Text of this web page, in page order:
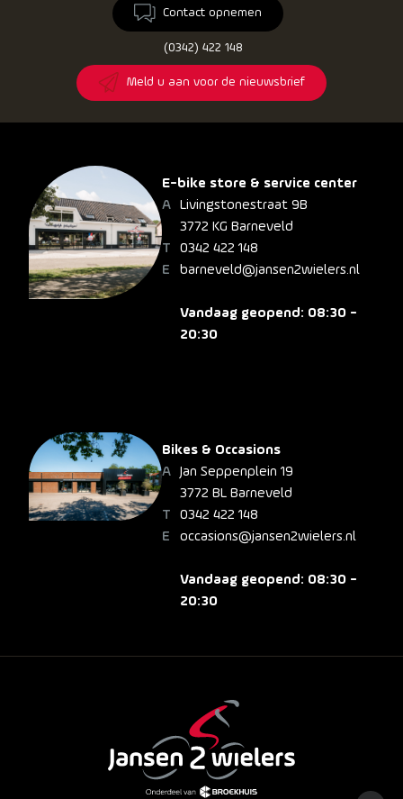
Contact opnemen
(0342) 422 148
Meld u aan voor de nieuwsbrief
E-bike store & service center
Livingstonestraat 9B
3772 KG Barneveld
0342 422 148
barneveld@jansen2wielers.nl
Vandaag geopend: 08:30 -
20:30
Bikes & Occasions
Jan Seppenplein 19
3772 BL Barneveld
0342 422 148
occasions@jansen2wielers.nl
Vandaag geopend: 08:30 -
20:30